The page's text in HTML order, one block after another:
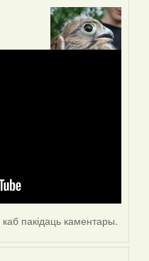
каб пакідаць каментары.